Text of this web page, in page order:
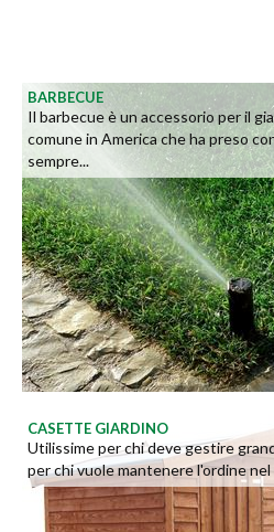
BARBECUE
Il barbecue è un accessorio per il
comune in America che ha preso
sempre...
CASETTE GIARDINO
Utilissime per chi deve gestire
per chi vuole mantenere l'ordine nel